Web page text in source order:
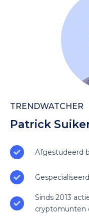
TRENDWATCHER
Patrick
Afgestudeerd
Sinds 2013
cryptomunten